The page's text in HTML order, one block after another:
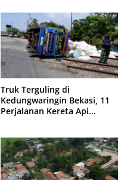
Truk Terguling di
Kedungwaringin Bekasi, 11
Perjalanan Kereta Api